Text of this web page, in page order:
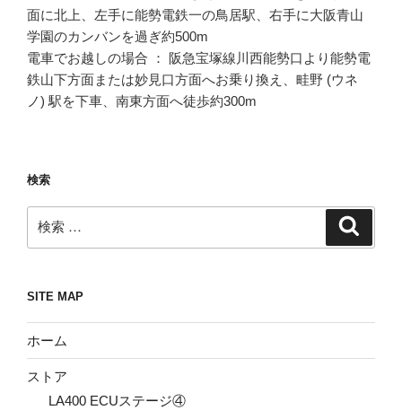
面に北上、左手に能勢電鉄一の鳥居駅、右手に大阪青山
学園のカンバンを過ぎ約500m
電車でお越しの場合 ： 阪急宝塚線川西能勢口より能勢電
鉄山下方面または妙見口方面へお乗り換え、畦野 (ウネ
ノ) 駅を下車、南東方面へ徒歩約300m
検索
索:
SITE MAP
ホーム
ストア
LA400 ECUステージ④